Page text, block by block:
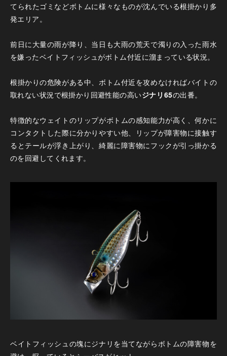
てられたゴミなどボトムに様々なものが沈んでいる根掛かり多
発エリア。
前日に大量の雨が降り、当日も大雨の荒天で濁りの入った雨水
を嫌ったベイトフィッシュがボトム付近に溜まっている状況。
根掛かりの危険がある中、ボトム付近を攻めなければバイトの
取れない状況で根掛かり回避性能の高いジナリ65の出番。
特徴的なウェイトのリップがボトムの感知能力が高く、何かに
コンタクトした際に分かりやすい他、リップが障害物に接触す
るとテールが浮き上がり、綺麗に障害物にフックが引っ掛かる
のを回避してくれます。
ベイトフィッシュの塊にジナリを当てながらボトムの障害物を